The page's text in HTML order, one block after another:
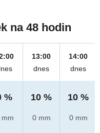
na 48 hodin
%
mm
13:00
dnes
10 %
0 mm
14:00
dnes
10 %
0 mm